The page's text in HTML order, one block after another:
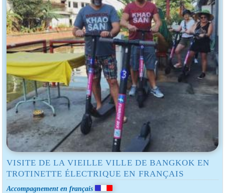
VISITE DE LA VIEILLE VILLE DE BANGKOK EN
TROTINETTE ÉLECTRIQUE EN FRANÇAIS
Accompagnement en français